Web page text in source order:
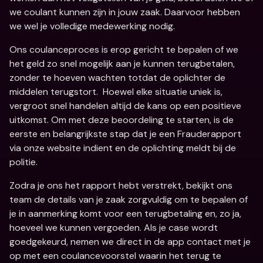
we coulant kunnen zijn in jouw zaak. Daarvoor hebben
we wel je volledige medewerking nodig.
Ons coulanceproces is erop gericht te bepalen of we
het geld zo snel mogelijk aan je kunnen terugbetalen,
zonder te hoeven wachten totdat de oplichter de
middelen terugstort.  Hoewel elke situatie uniek is,
vergroot snel handelen altijd de kans op een positieve
uitkomst. Om met deze beoordeling te starten, is de
eerste en belangrijkste stap dat je een Frauderapport
via onze website indient en de oplichting meldt bij de
politie.
Zodra je ons het rapport hebt verstrekt, bekijkt ons
team de details van je zaak zorgvuldig om te bepalen of
je in aanmerking komt voor een terugbetaling en, zo ja,
hoeveel we kunnen vergoeden. Als je case wordt
goedgekeurd, nemen we direct in de app contact met je
op met een coulancevoorstel waarin het terug te